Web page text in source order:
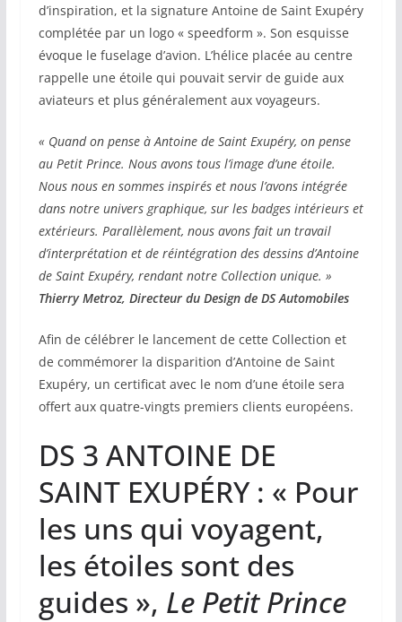
d’inspiration, et la signature Antoine de Saint Exupéry
complétée par un logo « speedform ». Son esquisse
évoque le fuselage d’avion. L’hélice placée au centre
rappelle une étoile qui pouvait servir de guide aux
aviateurs et plus généralement aux voyageurs.
« Quand on pense à Antoine de Saint Exupéry, on pense
au Petit Prince. Nous avons tous l’image d’une étoile.
Nous nous en sommes inspirés et nous l’avons intégrée
dans notre univers graphique, sur les badges intérieurs et
extérieurs. Parallèlement, nous avons fait un travail
d’interprétation et de réintégration des dessins d’Antoine
de Saint Exupéry, rendant notre Collection unique. »
Thierry Metroz, Directeur du Design de DS Automobiles
Afin de célébrer le lancement de cette Collection et
de commémorer la disparition d’Antoine de Saint
Exupéry, un certificat avec le nom d’une étoile sera
offert aux quatre-vingts premiers clients européens.
DS 3 ANTOINE DE
SAINT EXUPÉRY : « Pour
les uns qui voyagent,
les étoiles sont des
guides », Le Petit Prince